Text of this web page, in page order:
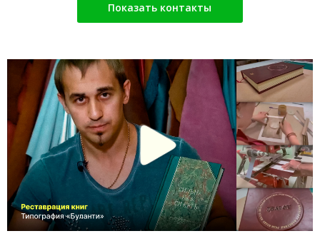
Показать контакты